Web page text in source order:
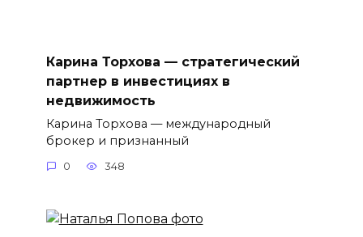
Карина Торхова — стратегический
партнер в инвестициях в
недвижимость
Карина Торхова — международный
брокер и признанный
0 348